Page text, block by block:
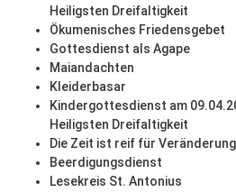
Heiligsten Dreifaltigkeit
Ökumenisches Friedensgebet
Gottesdienst als Agape
Maiandachten
Kleiderbasar
Kindergottesdienst am
Heiligsten Dreifaltigkeit
Die Zeit ist reif für
Beerdigungsdienst
Lesekreis St. Antonius